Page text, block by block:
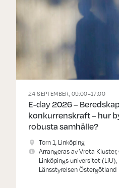
24 SEPTEMBER, 09:00–17:00
E-day 2026 –
konkurrenskraft – hur
robusta samhälle?
Torn 1, Linköping
Arrangeras av Vreta
Linköpings universitet
Länsstyrelsen Östergötland